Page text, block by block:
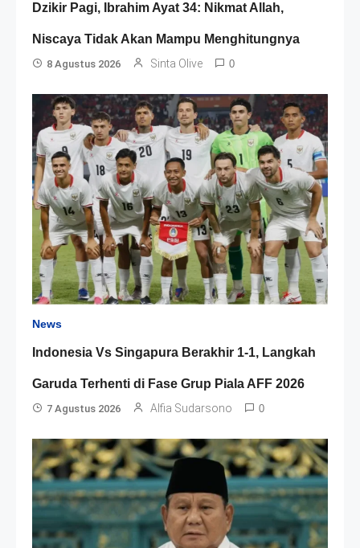
Dzikir Pagi, Ibrahim Ayat 34: Nikmat Allah,
Niscaya Tidak Akan Mampu Menghitungnya
8 Agustus 2026 Sinta Olive 0
News
Indonesia Vs Singapura Berakhir 1-1, Langkah
Garuda Terhenti di Fase Grup Piala AFF 2026
7 Agustus 2026 Alfia Sudarsono 0